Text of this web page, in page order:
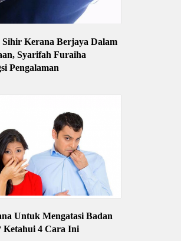
Sihir Kerana Berjaya Dalam
Syarifah Furaiha
Pengalaman
Untuk Mengatasi Badan
Ketahui 4 Cara Ini